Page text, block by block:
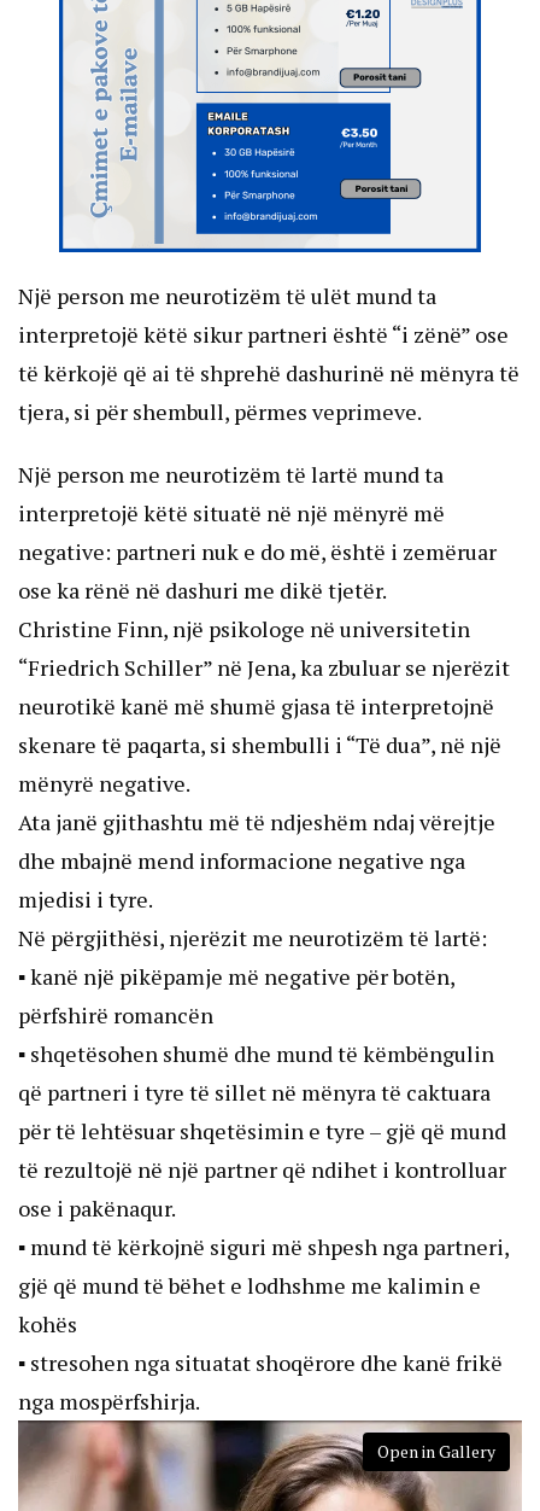
Një person me neurotizëm të ulët mund ta
interpretojë këtë sikur partneri është “i zënë” ose
të kërkojë që ai të shprehë dashurinë në mënyra të
tjera, si për shembull, përmes veprimeve.
Një person me neurotizëm të lartë mund ta
interpretojë këtë situatë në një mënyrë më
negative: partneri nuk e do më, është i zemëruar
ose ka rënë në dashuri me dikë tjetër.
Christine Finn, një psikologe në universitetin
“Friedrich Schiller” në Jena, ka zbuluar se njerëzit
neurotikë kanë më shumë gjasa të interpretojnë
skenare të paqarta, si shembulli i “Të dua”, në një
mënyrë negative.
Ata janë gjithashtu më të ndjeshëm ndaj vërejtje
dhe mbajnë mend informacione negative nga
mjedisi i tyre.
Në përgjithësi, njerëzit me neurotizëm të lartë:
▪ kanë një pikëpamje më negative për botën,
përfshirë romancën
▪ shqetësohen shumë dhe mund të këmbëngulin
që partneri i tyre të sillet në mënyra të caktuara
për të lehtësuar shqetësimin e tyre – gjë që mund
të rezultojë në një partner që ndihet i kontrolluar
ose i pakënaqur.
▪ mund të kërkojnë siguri më shpesh nga partneri,
gjë që mund të bëhet e lodhshme me kalimin e
kohës
▪ stresohen nga situatat shoqërore dhe kanë frikë
nga mospërfshirja.
Open in Gallery